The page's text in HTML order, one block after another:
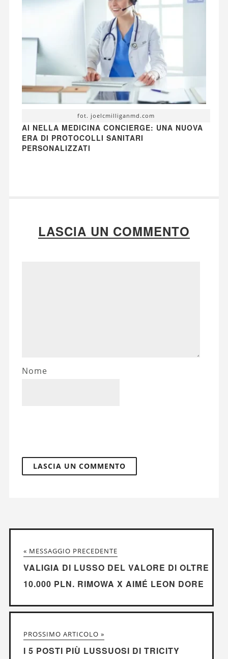
fot. joelcmilliganmd.com
AI NELLA MEDICINA CONCIERGE: UNA NUOVA
ERA DI PROTOCOLLI SANITARI
PERSONALIZZATI
LASCIA UN COMMENTO
Nome
« MESSAGGIO PRECEDENTE
VALIGIA DI LUSSO DEL VALORE DI OLTRE
10.000 PLN. RIMOWA X AIMÉ LEON DORE
PROSSIMO ARTICOLO »
I 5 POSTI PIÙ LUSSUOSI DI TRICITY